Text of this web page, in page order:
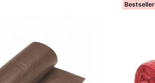
Bestseller